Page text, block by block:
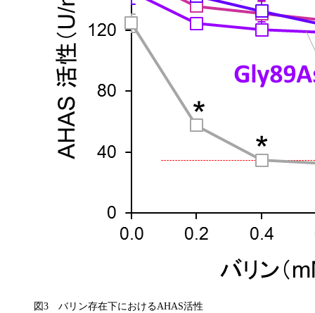
図3 バリン存在下におけるAHAS活性